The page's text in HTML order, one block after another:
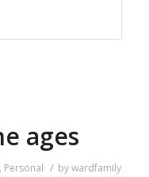
ages
Personal / bywardfamily